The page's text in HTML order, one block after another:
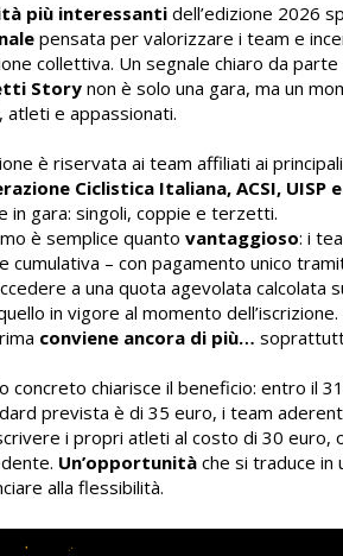
più interessanti dell’edizione 2026
pensata per valorizzare i team e
collettiva. Un segnale chiaro da parte
Story non è solo una gara, ma un
atleti e appassionati.
è riservata ai team affiliati ai
Ciclistica Italiana, ACSI, UISP e
in gara: singoli, coppie e terzetti.
è semplice quanto vantaggioso: i
cumulativa – con pagamento unico
a una quota agevolata calcolata
in vigore al momento
conviene ancora di più…
concreto chiarisce il beneficio: entro il
prevista è di 35 euro, i team
i propri atleti al costo di 30 euro,
Un’opportunità che si traduce in
alla flessibilità.